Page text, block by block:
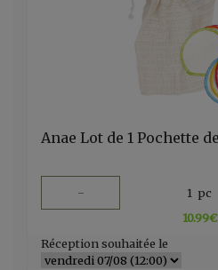
- 1 pc
10.99€
Réception souhaitée le